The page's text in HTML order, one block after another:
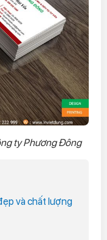
ty Phương Đông
và chất lượng